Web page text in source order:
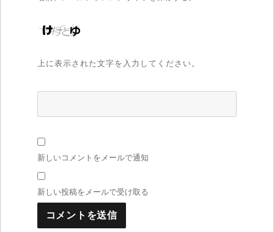
上に表示された文字を入力してください。
新しいコメントをメールで通知
新しい投稿をメールで受け取る